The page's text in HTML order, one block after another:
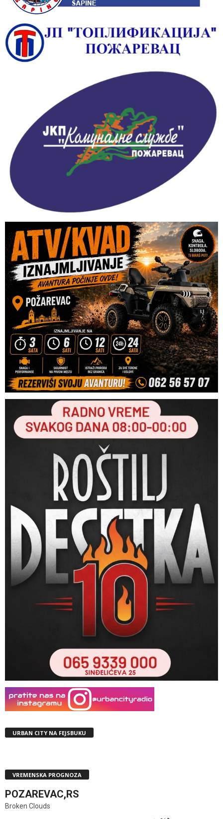
URBAN CITY NA FEJSBUKU
VREMENSKA PROGNOZA
POZAREVAC,RS
Broken Clouds